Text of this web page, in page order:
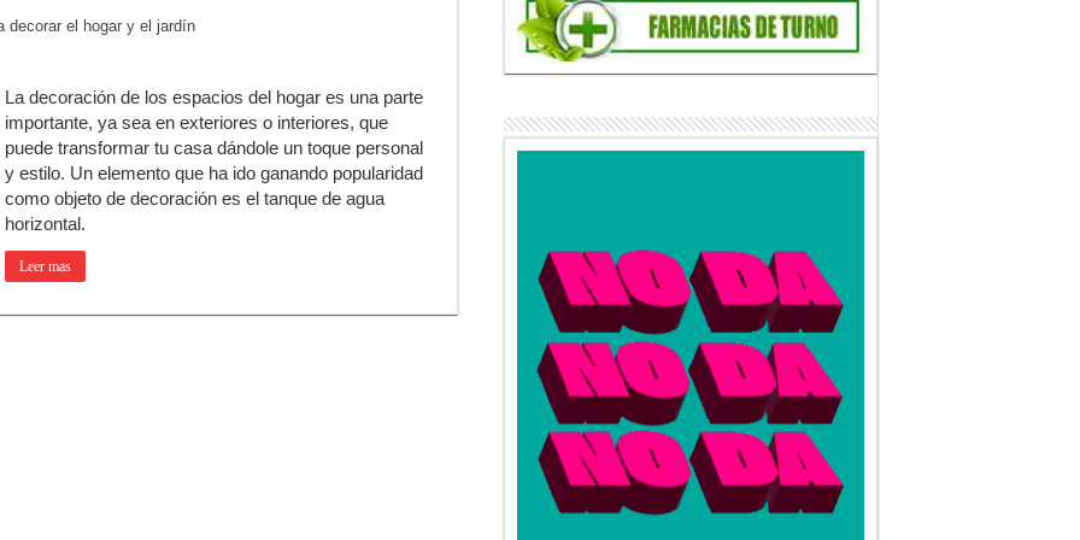
de venta de drogas en el barrio Padre Varela y detienen a un hombre
Diego Cordone se quedó con una gran victoria en Del Viso
qué requisitos exige ANSES para acceder al beneficio
mejor educación ambiental
residentes uruguayos avanzan con su regularización en Luján
de cine en Luján es una apuesta al arte argentino
decorar el hogar y el jardín
La decoración de los espacios del hogar es una parte
importante, ya sea en exteriores o interiores, que
puede transformar tu casa dándole un toque personal
y estilo. Un elemento que ha ido ganando popularidad
como objeto de decoración es el tanque de agua
horizontal.
Leer mas